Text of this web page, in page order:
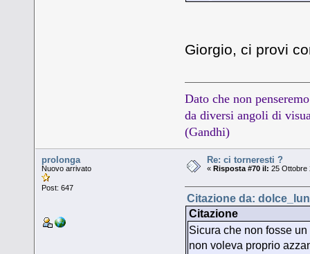
Giorgio, ci provi
Dato che non
da diversi angoli di
(Gandhi)
prolonga
Nuovo arrivato
Post: 647
Re: ci torneresti ?
«Risposta #70 il: 25 Ottobre
Citazione da:
Citazione
Sicura che non fosse
non voleva proprio